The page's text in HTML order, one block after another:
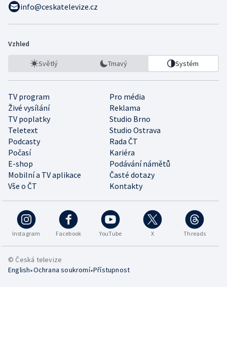
info@ceskatelevize.cz
Vzhled
Světlý Tmavý Systém
TV program
Pro média
Živé vysílání
Reklama
TV poplatky
Studio Brno
Teletext
Studio Ostrava
Podcasty
Rada ČT
Počasí
Kariéra
E-shop
Podávání námětů
Mobilní a TV aplikace
Časté dotazy
Vše o ČT
Kontakty
Instagram Facebook YouTube X Threads
© Česká televize
English•Ochrana soukromí•Přístupnost